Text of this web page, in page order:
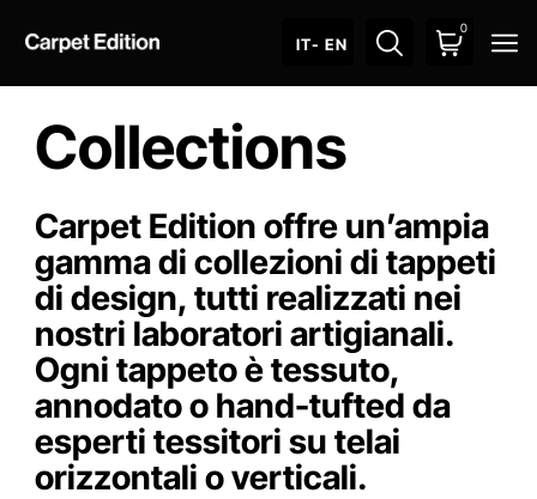
IT- EN
0
Collections
Carpet Edition offre un’ampia
gamma di collezioni di tappeti
di design, tutti realizzati nei
nostri laboratori artigianali.
Ogni tappeto è tessuto,
annodato o hand-tufted da
esperti tessitori su telai
orizzontali o verticali.